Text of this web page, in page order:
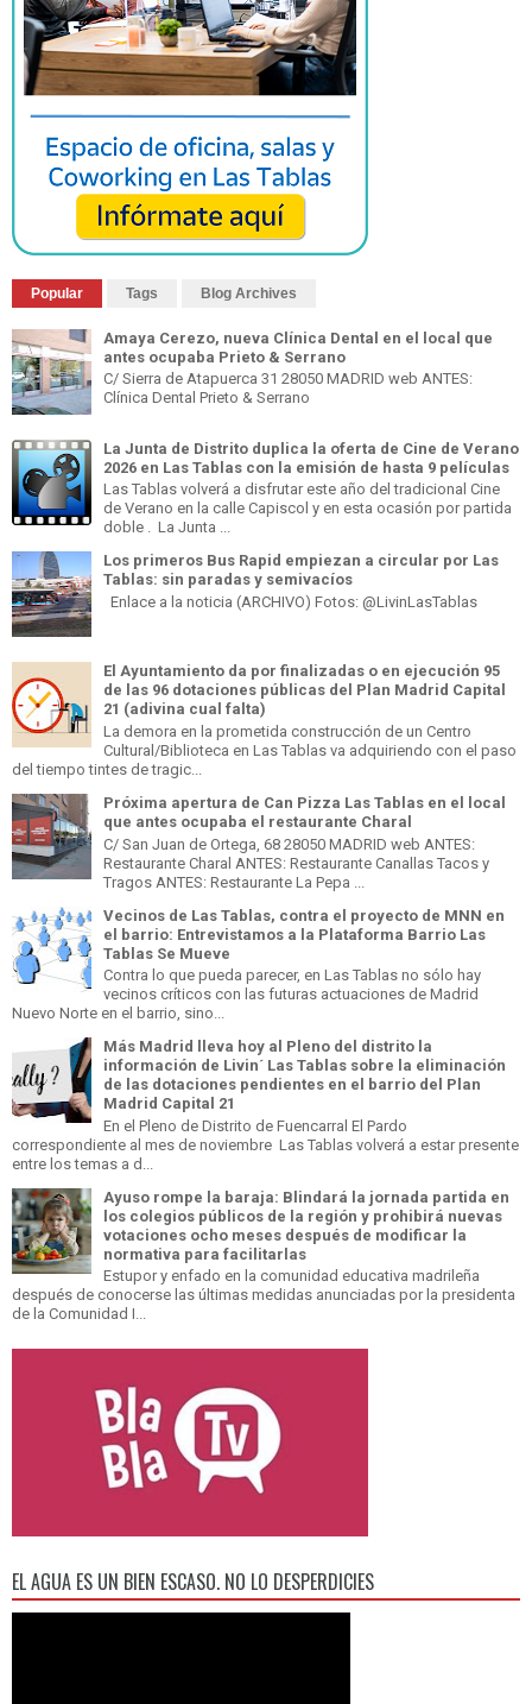
Popular Tags Blog Archives
Amaya Cerezo, nueva Clínica Dental en el local que
antes ocupaba Prieto & Serrano
C/ Sierra de Atapuerca 31 28050 MADRID web ANTES:
Clínica Dental Prieto & Serrano
La Junta de Distrito duplica la oferta de Cine de Verano
2026 en Las Tablas con la emisión de hasta 9 películas
Las Tablas volverá a disfrutar este año del tradicional Cine
de Verano en la calle Capiscol y en esta ocasión por partida
doble . La Junta ...
Los primeros Bus Rapid empiezan a circular por Las
Tablas: sin paradas y semivacíos
Enlace a la noticia (ARCHIVO) Fotos: @LivinLasTablas
El Ayuntamiento da por finalizadas o en ejecución 95
de las 96 dotaciones públicas del Plan Madrid Capital
21 (adivina cual falta)
La demora en la prometida construcción de un Centro
Cultural/Biblioteca en Las Tablas va adquiriendo con el paso
del tiempo tintes de tragic...
Próxima apertura de Can Pizza Las Tablas en el local
que antes ocupaba el restaurante Charal
C/ San Juan de Ortega, 68 28050 MADRID web ANTES:
Restaurante Charal ANTES: Restaurante Canallas Tacos y
Tragos ANTES: Restaurante La Pepa ...
Vecinos de Las Tablas, contra el proyecto de MNN en
el barrio: Entrevistamos a la Plataforma Barrio Las
Tablas Se Mueve
Contra lo que pueda parecer, en Las Tablas no sólo hay
vecinos críticos con las futuras actuaciones de Madrid
Nuevo Norte en el barrio, sino...
Más Madrid lleva hoy al Pleno del distrito la
información de Livin´ Las Tablas sobre la eliminación
de las dotaciones pendientes en el barrio del Plan
Madrid Capital 21
En el Pleno de Distrito de Fuencarral El Pardo
correspondiente al mes de noviembre Las Tablas volverá a estar presente
entre los temas a d...
Ayuso rompe la baraja: Blindará la jornada partida en
los colegios públicos de la región y prohibirá nuevas
votaciones ocho meses después de modificar la
normativa para facilitarlas
Estupor y enfado en la comunidad educativa madrileña
después de conocerse las últimas medidas anunciadas por la presidenta
de la Comunidad I...
EL AGUA ES UN BIEN ESCASO. NO LO DESPERDICIES